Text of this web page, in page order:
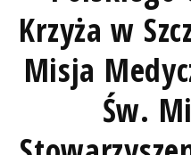
Krzyża w
Misja
Św.